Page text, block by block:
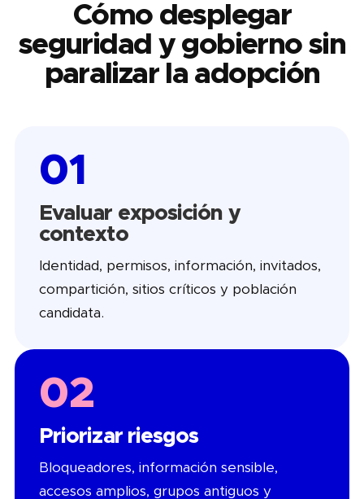
Cómo desplegar
seguridad y gobierno sin
paralizar la adopción
01
Evaluar exposición y
contexto
Identidad, permisos, información, invitados,
compartición, sitios críticos y población
candidata.
02
Priorizar riesgos
Bloqueadores, información sensible,
accesos amplios, grupos antiguos y